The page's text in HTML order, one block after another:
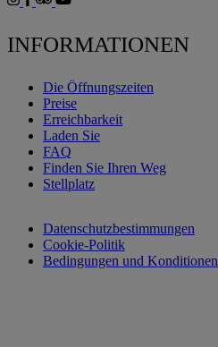
INFORMATIONEN
Die Öffnungszeiten
Preise
Erreichbarkeit
Laden Sie
FAQ
Finden Sie Ihren Weg
Stellplatz
Datenschutzbestimmungen
Cookie-Politik
Bedingungen und Konditionen